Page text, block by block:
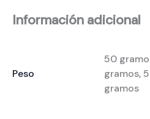
Información adicional
Peso
50
gramos,
gramos